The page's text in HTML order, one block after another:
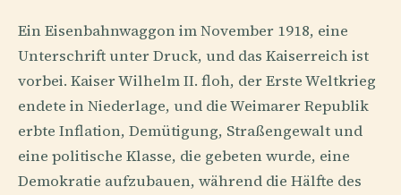
Ein Eisenbahnwaggon im November 1918, eine
Unterschrift unter Druck, und das Kaiserreich ist
vorbei. Kaiser Wilhelm II. floh, der Erste Weltkrieg
endete in Niederlage, und die Weimarer Republik
erbte Inflation, Demütigung, Straßengewalt und
eine politische Klasse, die gebeten wurde, eine
Demokratie aufzubauen, während die Hälfte des